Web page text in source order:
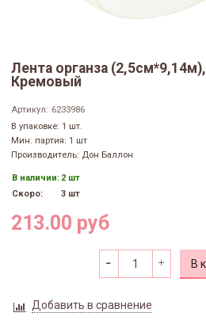
Лента органза
Кремовый
Артикул: 6233986
В упаковке: 1 шт.
Мин. партия: 1 шт
Производитель: Дон Баллон
В наличии: 2 шт
Скоро:
3 шт
213.00 руб
В
Добавить в сравнение